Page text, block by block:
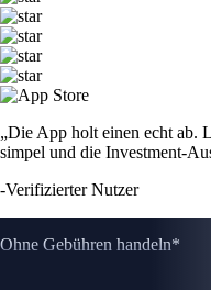
„Die App holt einen echt ab.
simpel und die Investment-
-Verifizierter Nutzer
Ohne Gebühren handeln*